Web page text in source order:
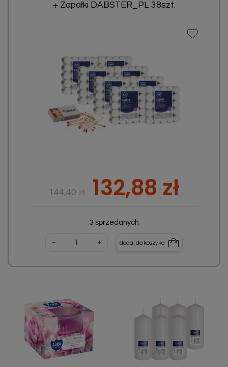
+ Zapałki DABSTER_PL 38szt.
144,40 zł 132,88 zł
3 sprzedanych
- + dodaj do koszyka